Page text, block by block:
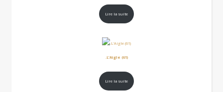
Lire la suite
.L’Aigle (61)
Lire la suite